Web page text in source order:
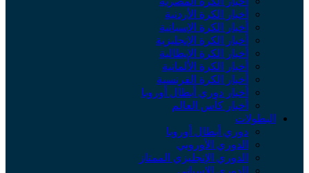
أخبار الكرة الأردنية
أخبار الكرة الإسبانية
أخبار الكرة الإنجليزية
أخبار الكرة الإيطالية
أخبار الكرة الألمانية
أخبار الكرة الفرنسية
أخبار دوري أبطال أوروبا
أخبار كأس العالم
البطولات
دوري أبطال أوروبا
الدوري الأوروبي
الدوري الإنجليزي الممتاز
الدوري الإسباني